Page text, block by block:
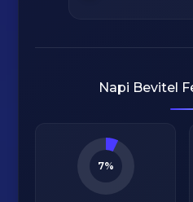
Napi Bevitel
7%